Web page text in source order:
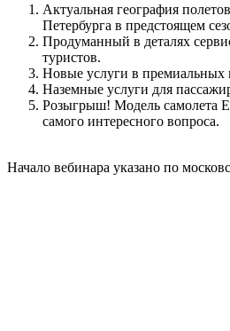
Актуальная география
Петербурга в предстоящем
Продуманный в деталях
туристов.
Новые услуги в премиальных
Наземные услуги для
Розыгрыш! Модель самолета
самого интересного вопроса.
Начало вебинара указано по